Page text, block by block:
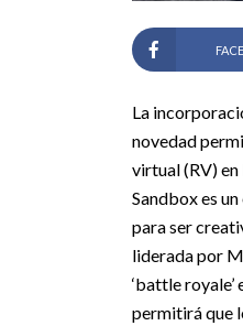
La
novedad
virtual (RV)
Sandbox es
para ser
liderada por
‘battle
permitirá que